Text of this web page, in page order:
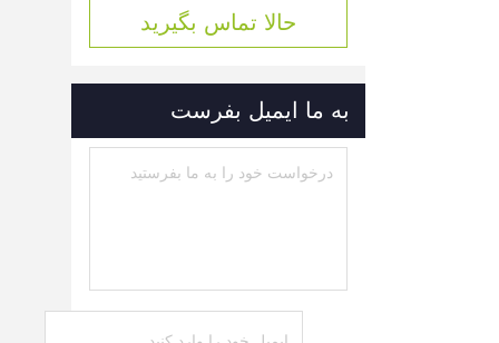
حالا تماس بگیرید
به ما ایمیل بفرست